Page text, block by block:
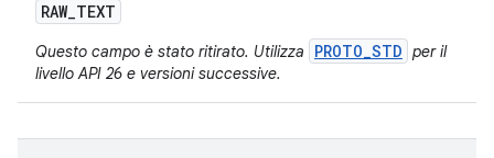
RAW_TEXT
Questo campo è stato ritirato. Utilizza PROTO_STD per il
livello API 26 e versioni successive.